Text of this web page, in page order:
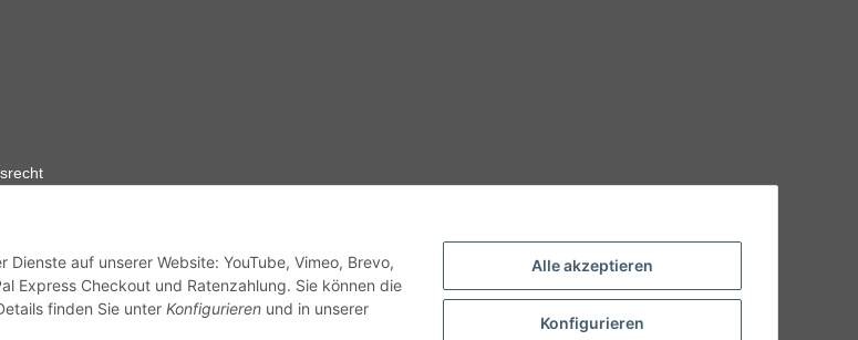
Alle akzeptieren
Konfigurieren
auf unserer Website: YouTube, Vimeo, Brevo,
Express Checkout und Ratenzahlung. Sie können die
finden Sie unter Konfigurieren und in unserer
der Artikel können beispielhaft sein und vom Produkt abweichen.